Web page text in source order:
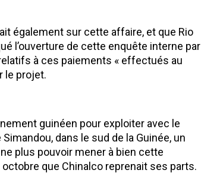
également sur cette affaire, et que Rio
l’ouverture de cette enquête interne par
à ces paiements « effectués au
le projet.
guinéen pour exploiter avec le
dans le sud de la Guinée, un
plus pouvoir mener à bien cette
que Chinalco reprenait ses parts.